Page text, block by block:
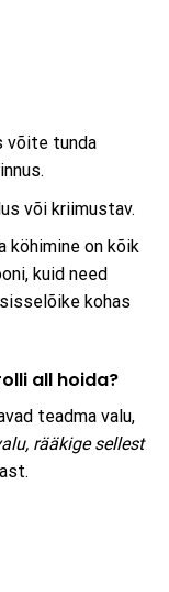
võite tunda
või kriimustav.
köhimine on kõik
kuid need
kohas
all hoida?
teadma valu,
rääkige sellest